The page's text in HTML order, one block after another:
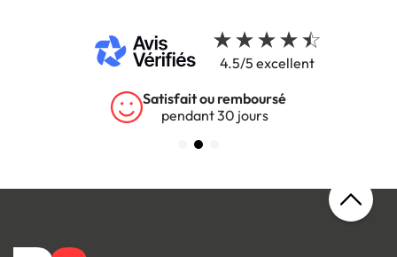
4.5/5 excellent
Satisfait ou remboursé
pendant 30 jours